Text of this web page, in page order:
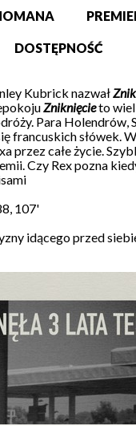
DOSTĘPNOŚĆ
Kubrick nazwał
Zniknięcieto
Para
francuskich słówek.
przez całe życie.
Czy Rex pozna
107'
idącego przed